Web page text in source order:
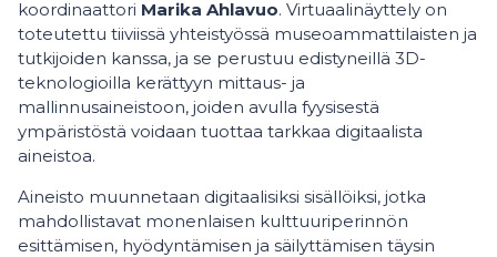
koordinaattori Marika Ahlavuo. Virtuaalinäyttely on
toteutettu tiiviissä yhteistyössä museoammattilaisten ja
tutkijoiden kanssa, ja se perustuu edistyneillä 3D-
teknologioilla kerättyyn mittaus- ja
mallinnusaineistoon, joiden avulla fyysisestä
ympäristöstä voidaan tuottaa tarkkaa digitaalista
aineistoa.
Aineisto muunnetaan digitaalisiksi sisällöiksi, jotka
mahdollistavat monenlaisen kulttuuriperinnön
esittämisen, hyödyntämisen ja säilyttämisen täysin